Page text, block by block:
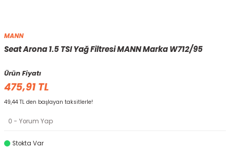
MANN
Seat Arona 1.5 TSI Yağ Filtresi MANN Marka W712/95
Ürün Fiyatı
475,91 TL
49,44 TL den başlayan taksitlerle!
0 - Yorum Yap
Stokta Var